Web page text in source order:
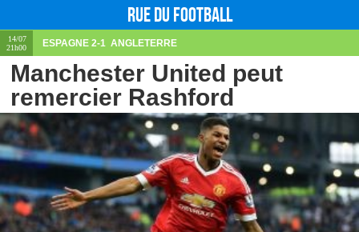
Rue du football
14/07
21h00
ESPAGNE 2-1 ANGLETERRE
Manchester United peut
remercier Rashford